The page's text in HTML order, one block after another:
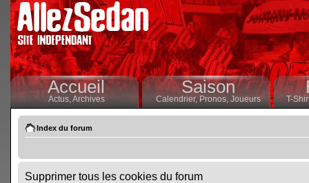
Accueil
Actus,Archives
Saison
Calendrier,Pronos, Joueurs T-
Index du forum
Supprimer tous les cookies du forum